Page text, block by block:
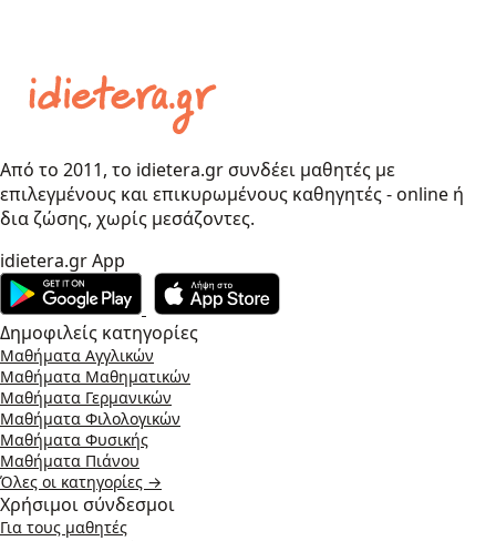
Από το 2011, το idietera.gr συνδέει μαθητές με
επιλεγμένους και επικυρωμένους καθηγητές - online ή
δια ζώσης, χωρίς μεσάζοντες.
idietera.gr App
Δημοφιλείς κατηγορίες
Μαθήματα Αγγλικών
Μαθήματα Μαθηματικών
Μαθήματα Γερμανικών
Μαθήματα Φιλολογικών
Μαθήματα Φυσικής
Μαθήματα Πιάνου
Όλες οι κατηγορίες →
Χρήσιμοι σύνδεσμοι
Για τους μαθητές